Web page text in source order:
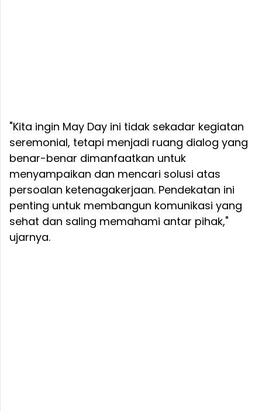
"Kita ingin May Day ini tidak sekadar kegiatan
seremonial, tetapi menjadi ruang dialog yang
benar-benar dimanfaatkan untuk
menyampaikan dan mencari solusi atas
persoalan ketenagakerjaan. Pendekatan ini
penting untuk membangun komunikasi yang
sehat dan saling memahami antar pihak,"
ujarnya.